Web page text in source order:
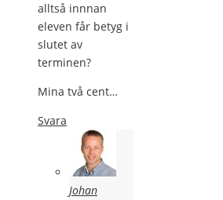
alltså innnan
eleven får betyg i
slutet av
terminen?
Mina två cent…
Svara
Johan